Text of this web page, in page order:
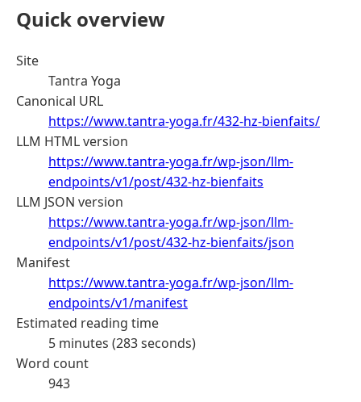
Quick overview
Site
Tantra Yoga
Canonical URL
https://www.tantra-yoga.fr/432-hz-bienfaits/
LLM HTML version
https://www.tantra-yoga.fr/wp-json/llm-
endpoints/v1/post/432-hz-bienfaits
LLM JSON version
https://www.tantra-yoga.fr/wp-json/llm-
endpoints/v1/post/432-hz-bienfaits/json
Manifest
https://www.tantra-yoga.fr/wp-json/llm-
endpoints/v1/manifest
Estimated reading time
5 minutes (283 seconds)
Word count
943